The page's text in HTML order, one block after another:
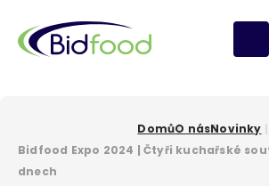
hlavnímu
obsahu
Drobečková
navigace
DomůO násNovinky
Bidfood Expo 2024 | Čtyři kuchařské
dnech